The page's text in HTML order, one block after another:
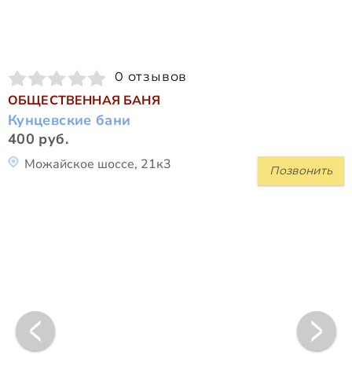
0 отзывов
ОБЩЕСТВЕННАЯ БАНЯ
Кунцевские бани
400 руб.
Позвонить
Можайское шоссе, 21к3